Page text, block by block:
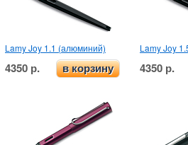
Lamy Joy 1.1 (алюминий)
4350 р. в корзину
Lamy Joy
4350 р.